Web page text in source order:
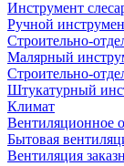
Инструмент
Ручной
Строительно-
Малярный
Строительно-
Штукатурный
Климат
Вентиляционное
Бытовая
Вентиляция